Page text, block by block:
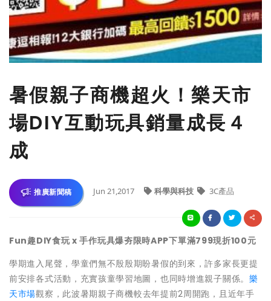
暑假親子商機超火！樂天市
場DIY互動玩具銷量成長４
成
推廣新聞稿 Jun 21,2017 科學與科技 3C產品
Fun趣DIY食玩 x手作玩具爆夯限時APP下單滿799現折100元
學期進入尾聲，學童們無不殷殷期盼暑假的到來，許多家長更提
前安排各式活動，充實孩童學習地圖，也同時增進親子關係。 樂
天市場觀察，此波暑期親子商機較去年提前2周開跑，且近年手